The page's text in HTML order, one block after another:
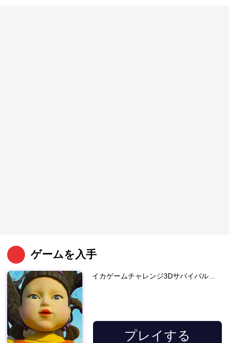
ゲームを入手
イカゲームチャレンジ3Dサバイバルマスター
プレイする